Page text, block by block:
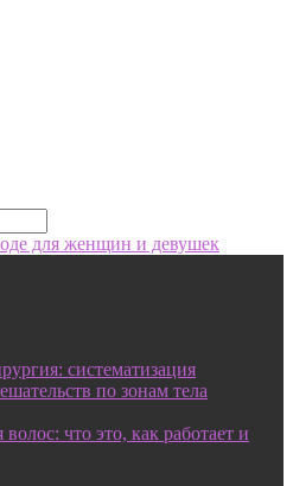
для женщин и девушек
систематизация
по зонам тела
что это, как работает и